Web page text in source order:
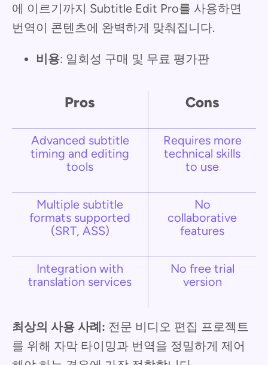
에 이르기까지 Subtitle Edit Pro를 사용하면
번역이 콘텐츠에 완벽하게 맞춰집니다.
비용: 일회성 구매 및 무료 평가판
Pros Cons
Advanced subtitle
timing and editing
tools
Requires more
technical skills
to use
Multiple subtitle
formats supported
(SRT, ASS)
No
collaborative
features
Integration with
translation services
No free trial
version
최상의 사용 사례: 전문 비디오 편집 프로젝트
를 위해 자막 타이밍과 번역을 정밀하게 제어